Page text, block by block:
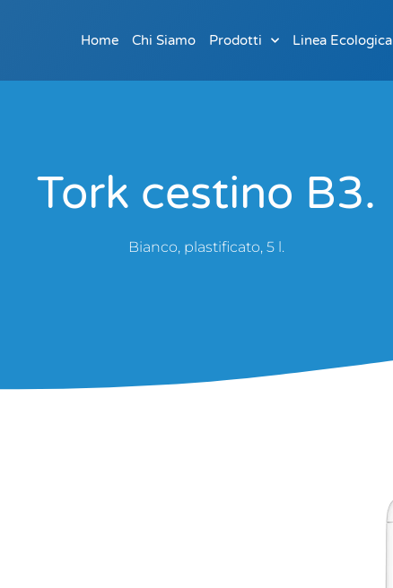
Home Chi Siamo Prodotti Linea Ecologica
Tork cestino B3.
Bianco, plastificato, 5 l.